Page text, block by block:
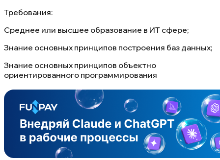
Требования:
Среднее или высшее образование в ИТ сфере;
Знание основных принципов построения баз данных;
Знание основных принципов объектно
ориентированного программирования